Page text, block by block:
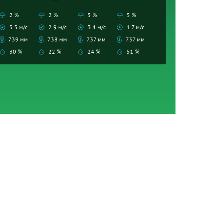
2 %
3.5 м/с
739 мм
30 %
2 %
2.9 м/с
738 мм
22 %
5 %
3.4 м/с
737 мм
24 %
5 %
1.7 м/с
737 мм
51 %